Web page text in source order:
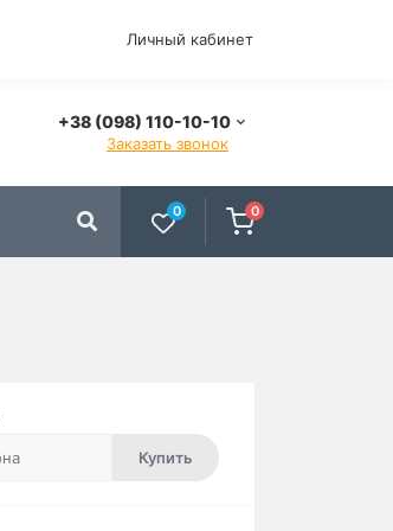
Личный кабинет
+38 (098) 110-10-10
Заказать звонок
0 0
Купить